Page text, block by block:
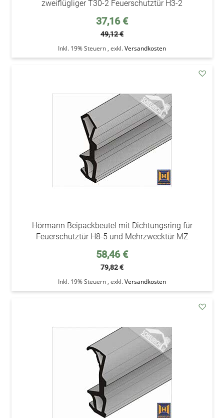
zweiflügliger T30-2 Feuerschutztür H3-2
Sonderpreis
37,16 €
49,12 €
Inkl. 19% Steuern , exkl.Versandkosten
Hörmann Beipackbeutel mit Dichtungsring für
Feuerschutztür H8-5 und Mehrzwecktür MZ
Sonderpreis
58,46 €
79,82 €
Inkl. 19% Steuern , exkl.Versandkosten